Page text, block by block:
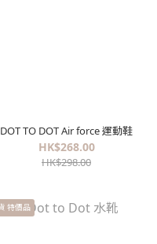
DOT TO DOT Air force 運動鞋
HK$268.00
HK$298.00
特價品